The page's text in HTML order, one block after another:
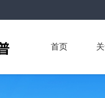
首页